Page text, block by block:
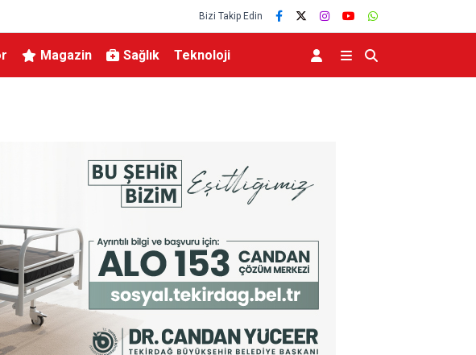
Bizi Takip Edin
Magazin Sağlık Teknoloji
Müslüman aday Abdul El-Sayed